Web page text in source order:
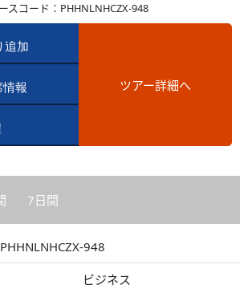
スコード：PHHNLNHCZX-948
追加
情報 ツアー詳細へ
7日間
948
ビジネス